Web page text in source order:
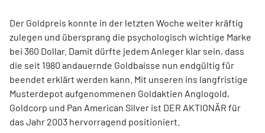
Der Goldpreis konnte in der letzten Woche weiter kräftig
zulegen und übersprang die psychologisch wichtige Marke
bei 360 Dollar. Damit dürfte jedem Anleger klar sein, dass
die seit 1980 andauernde Goldbaisse nun endgültig für
beendet erklärt werden kann. Mit unseren ins langfristige
Musterdepot aufgenommenen Goldaktien Anglogold,
Goldcorp und Pan American Silver ist DER AKTIONÄR für
das Jahr 2003 hervorragend positioniert.